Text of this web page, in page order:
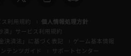
ス利用規約
個人情報処理方針
漠」サービス利用規約
決済法」に基づく表記
ゲーム基本情報
テンツガイド
サポートセンター